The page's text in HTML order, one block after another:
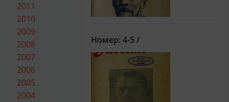
2011
2010
2009
2008
2007
2006
2005
2004
Номер: 4-5 /